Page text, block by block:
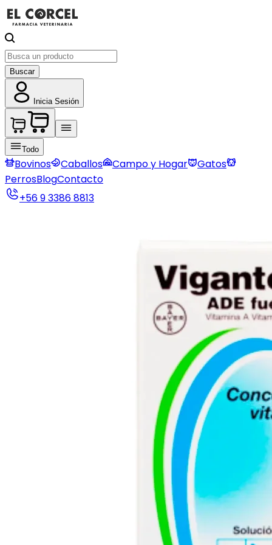
Buscar
Inicia Sesión
Todo
Bovinos Caballos Campo y Hogar
Gatos
PerrosBlogContacto
+56 9 3386 8813